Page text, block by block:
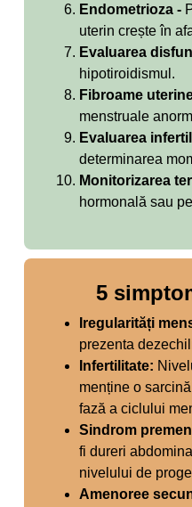
Endometrioza -
uterin crește în
Evaluarea
hipotiroidismul.
Fibroame
menstruale
Evaluarea
determinarea
Monitorizarea
hormonală sau
5
Iregularități
prezenta
Infertilitate:
menține o
fază a ciclului
Sindrom
fi dureri
nivelului de
Amenoree